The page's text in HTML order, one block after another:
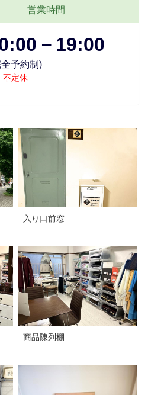
営業時間
－19:00
全予約制)
不定休
入り口前窓
商品陳列棚